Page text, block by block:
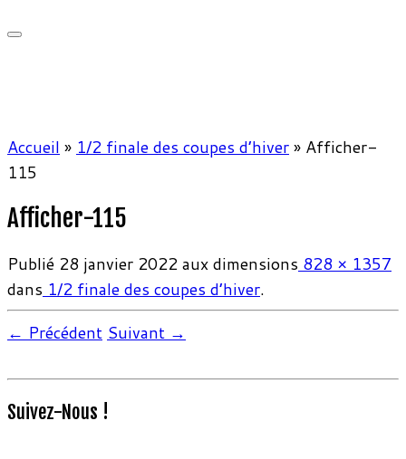
Accueil » 1/2 finale des coupes d’hiver» Afficher-
115
Afficher-115
Publié 28 janvier 2022aux dimensions 828 × 1357
dans 1/2 finale des coupes d’hiver.
← Précédent Suivant →
Suivez-Nous !